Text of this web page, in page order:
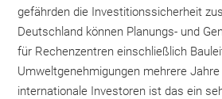
gefährden die Investitionssicherheit
Deutschland können Planungs- und
für Rechenzentren einschließlich
Umweltgenehmigungen mehrere
internationale Investoren ist das ein